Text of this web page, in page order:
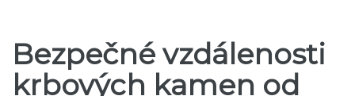
Bezpečné vzdálenosti
krbových kamen od